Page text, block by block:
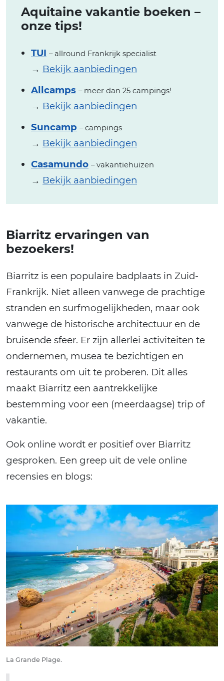
Aquitaine vakantie boeken –
onze tips!
TUI – allround Frankrijk specialist
→ Bekijk aanbiedingen
Allcamps – meer dan 25 campings!
→ Bekijk aanbiedingen
Suncamp – campings
→ Bekijk aanbiedingen
Casamundo – vakantiehuizen
→ Bekijk aanbiedingen
Biarritz ervaringen van
bezoekers!
Biarritz is een populaire badplaats in Zuid-
Frankrijk. Niet alleen vanwege de prachtige
stranden en surfmogelijkheden, maar ook
vanwege de historische architectuur en de
bruisende sfeer. Er zijn allerlei activiteiten te
ondernemen, musea te bezichtigen en
restaurants om uit te proberen. Dit alles
maakt Biarritz een aantrekkelijke
bestemming voor een (meerdaagse) trip of
vakantie.
Ook online wordt er positief over Biarritz
gesproken. Een greep uit de vele online
recensies en blogs:
La Grande Plage.